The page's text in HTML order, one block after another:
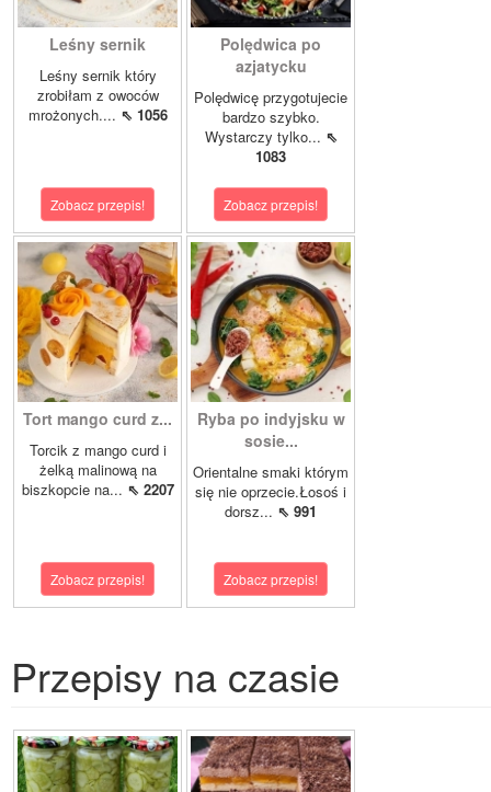
Leśny sernik
Leśny sernik który
zrobiłam z owoców
mrożonych.... ⇖ 1056
Zobacz przepis!
Polędwica po
azjatycku
Polędwicę przygotujecie
bardzo szybko.
Wystarczy tylko... ⇖
1083
Zobacz przepis!
Tort mango curd z...
Torcik z mango curd i
żelką malinową na
biszkopcie na... ⇖ 2207
Zobacz przepis!
Ryba po indyjsku w
sosie...
Orientalne smaki którym
się nie oprzecie.Łosoś i
dorsz... ⇖ 991
Zobacz przepis!
Przepisy na czasie